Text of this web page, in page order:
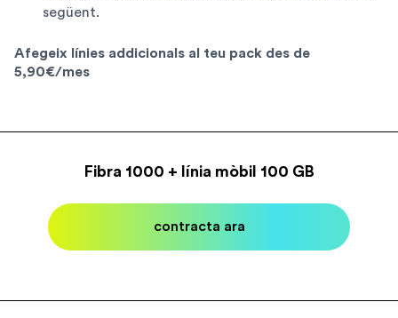
següent.
Afegeix línies addicionals al teu pack des de
5,90€/mes
Fibra 1000 + línia mòbil 100 GB
contracta ara